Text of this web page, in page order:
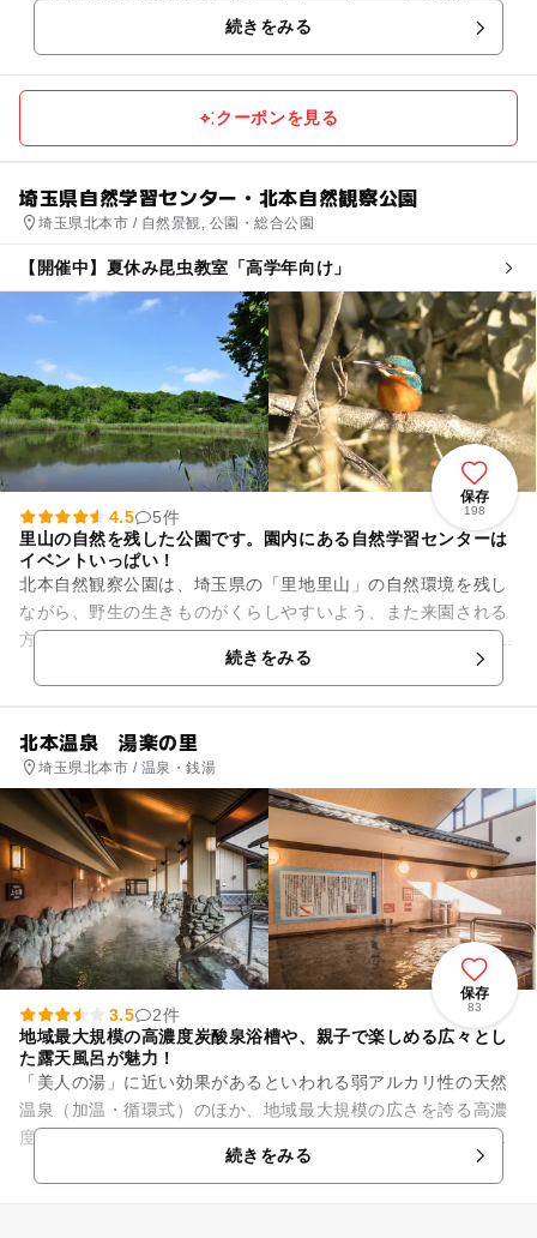
続きをみる
クーポンを見る
埼玉県自然学習センター・北本自然観察公園
埼玉県北本市 / 自然景観, 公園・総合公園
【開催中】夏休み昆虫教室「高学年向け」
保存
198
4.5
5件
里山の自然を残した公園です。園内にある自然学習センターは
イベントいっぱい！
北本自然観察公園は、埼玉県の「里地里山」の自然環境を残し
ながら、野生の生きものがくらしやすいよう、また来園される
方が自然に親しめるように整えられた公園です。1992年（平成
続きをみる
北本温泉 湯楽の里
埼玉県北本市 / 温泉・銭湯
保存
83
3.5
2件
地域最大規模の高濃度炭酸泉浴槽や、親子で楽しめる広々とし
た露天風呂が魅力！
「美人の湯」に近い効果があるといわれる弱アルカリ性の天然
温泉（加温・循環式）のほか、地域最大規模の広さを誇る高濃
度炭酸泉浴槽やロウリュウサウナなど多彩なお風呂が楽しめま
す。 そして、驚くことに...続きをみる